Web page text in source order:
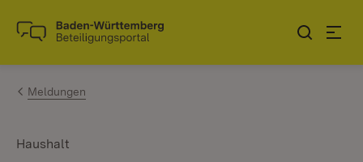
Zum Inhalt springen
Link zur Startseite
Meldungen
Haushalt